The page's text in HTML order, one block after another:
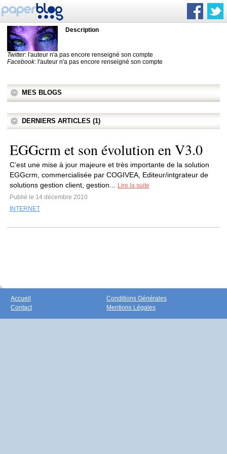
Description
Twitter: l'auteur n'a pas encore renseigné son compte
Facebook: l'auteur n'a pas encore renseigné son compte
MES BLOGS
DERNIERS ARTICLES (1)
EGGcrm et son évolution en V3.0
C’est une mise à jour majeure et très importante de la solution
EGGcrm, commercialisée par COGIVEA, Editeur/intgrateur de
solutions gestion client, gestion...
Lire la suite
Publié le 14 décembre 2010
INTERNET
Accueil
Contact
Conditions Générales
Mentions Légales